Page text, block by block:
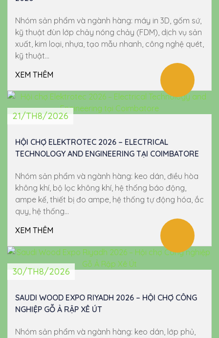
Nhóm sản phẩm và ngành hàng: máy in 3D, gốm sứ,
kỹ thuật đùn lớp chảy nóng chảy (FDM), dịch vụ sản
xuất, kim loại, nhựa, tạo mẫu nhanh, công nghệ quét,
kỹ thuật...
XEM THÊM
21/TH8/2026
HỘI CHỢ ELEKTROTEC 2026 – ELECTRICAL
TECHNOLOGY AND ENGINEERING TẠI COIMBATORE
Nhóm sản phẩm và ngành hàng: keo dán, điều hòa
không khí, bộ lọc không khí, hệ thống báo động,
ampe kế, thiết bị đo ampe, hệ thống tự động hóa, ắc
quy, hệ thống...
XEM THÊM
30/TH8/2026
SAUDI WOOD EXPO RIYADH 2026 – HỘI CHỢ CÔNG
NGHIỆP GỖ Ả RẬP XÊ ÚT
Nhóm sản phẩm và ngành hàng: keo dán, lớp phủ,